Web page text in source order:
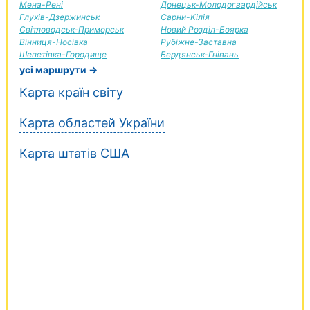
Мена-Рені
Глухів-Дзержинськ
Світловодськ-Приморськ
Вінниця-Носівка
Шепетівка-Городище
Донецьк-Молодогвардійськ
Сарни-Кілія
Новий Розділ-Боярка
Рубіжне-Заставна
Бердянськ-Гнівань
усі маршрути →
Карта країн світу
Карта областей України
Карта штатів США